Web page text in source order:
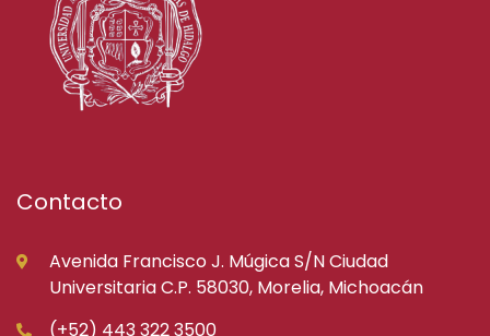
Contacto
Avenida Francisco J. Múgica S/N Ciudad
Universitaria C.P. 58030, Morelia, Michoacán
(+52) 443 322 3500